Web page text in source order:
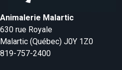
Animalerie Malartic
630 rue Royale
Malartic (Québec) J0Y 1Z0
819-757-2400